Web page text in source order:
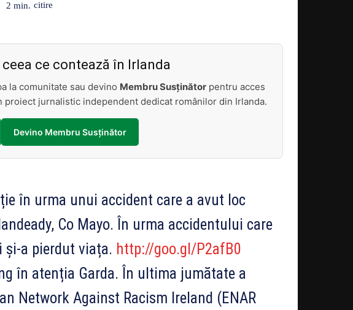
2 min. citire
ce contează în Irlanda
la comunitate sau devino Membru Susținător pentru acces
jurnalistic independent dedicat românilor din Irlanda.
Devino Membru Susținător
în urma unui accident care a avut loc
Co Mayo. În urma accidentului care
și-a pierdut viața. http://goo.gl/P2afB0
în atenția Garda. În ultima jumătate a
Network Against Racism Ireland (ENAR